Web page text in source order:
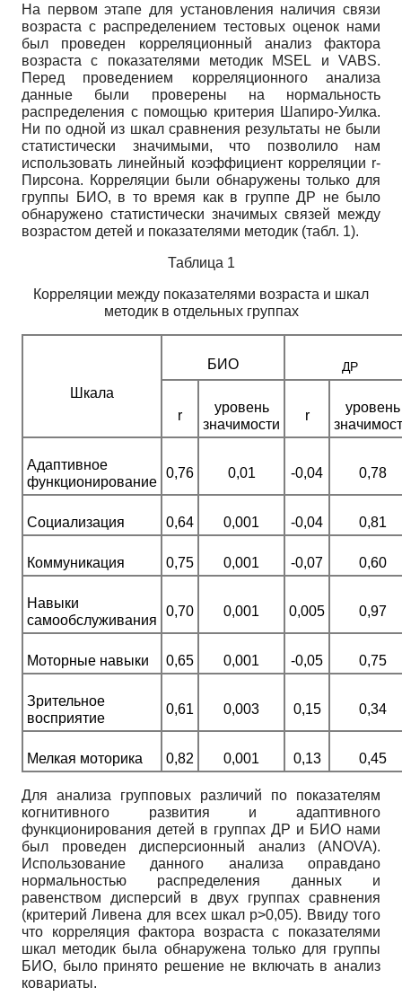
На первом этапе для установления наличия связи
возраста с распределением тестовых оценок нами
был проведен корреляционный анализ фактора
возраста с показателями методик MSEL иVABS.
Перед проведением корреляционного анализа
данные были проверены на нормальность
распределения с помощью критерия Шапиро-Уилка.
Ни по одной из шкал сравнения результаты не были
статистически значимыми, что позволило нам
использовать линейный коэффициент корреляции r-
Пирсона. Корреляции были обнаружены только для
группы БИО, в то время как в группе ДР не было
обнаружено статистически значимых связей между
возрастом детей и показателями методик (табл. 1).
Таблица 1
Корреляции между показателями возраста и шкал
методик в отдельных группах
Шкала
БИО др
r
уровень
значимости
r
уровень
Адаптивное
функционирование
0,76 0,01 -0,04 0,78
Социализация 0,64 0,001 -0,04 0,81
Коммуникация 0,75 0,001 -0,07 0,60
Навыки
самообслуживания
0,70 0,001 0,005 0,97
Моторные навыки 0,65 0,001 -0,05 0,75
Зрительное
восприятие
0,61 0,003 0,15 0,34
Мелкая моторика 0,82 0,001 0,13 0,45
Для анализа групповых различий по показателям
когнитивного развития и адаптивного
функционирования детей в группах ДР и БИО нами
был проведен дисперсионный анализ (ANOVA).
Использование данного анализа оправдано
нормальностью распределения данных и
равенством дисперсий в двух группах сравнения
(критерий Ливена для всех шкал p>0,05). Ввиду того
что корреляция фактора возраста с показателями
шкал методик была обнаружена только для группы
БИО, было принято решение не включать в анализ
ковариаты.